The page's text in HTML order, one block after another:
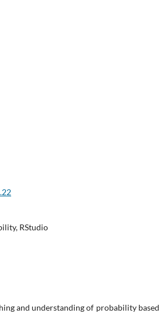
RStudio
and understanding of probability based